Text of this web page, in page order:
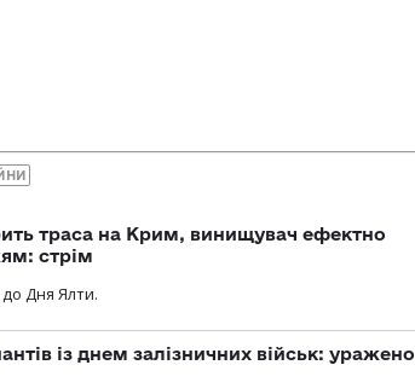
траса на Крим, винищувач ефектно
стрім
Дня Ялти.
із днем залізничних військ: уражено